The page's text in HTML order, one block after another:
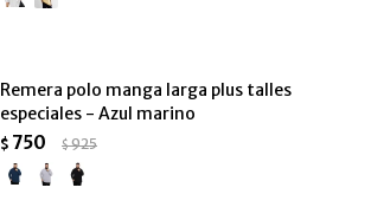
Remera polo manga larga plus talles
especiales - Azul marino
$ 750 $925